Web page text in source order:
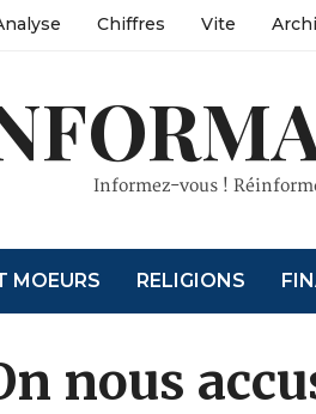
Chiffres Vite
Informez-vous !
MOEURS RELIGIONS
nous